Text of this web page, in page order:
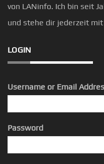
von LANinfo. Ich bin seit
und stehe dir jederzeit
LOGIN
Username or Email
Password